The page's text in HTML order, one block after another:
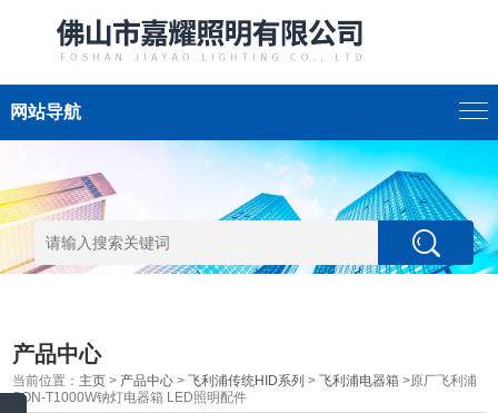
网站导航
产品中心
当前位置： 主页 > 产品中心 >飞利浦传统HID系列 >飞利浦电器箱 >原厂飞利浦
SON-T1000W钠灯电器箱 LED照明配件